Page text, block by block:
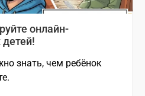
онлайн-
детей!
знать, чем ребёнок